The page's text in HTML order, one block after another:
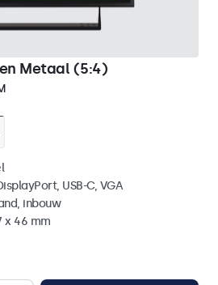
Metaal (5:4)
USB-C, VGA
inbouw
x 46 mm